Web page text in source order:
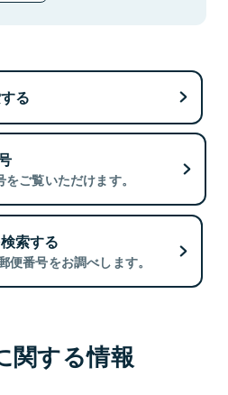
る
ご覧いただけます。
索する
番号をお調べします。
関する情報